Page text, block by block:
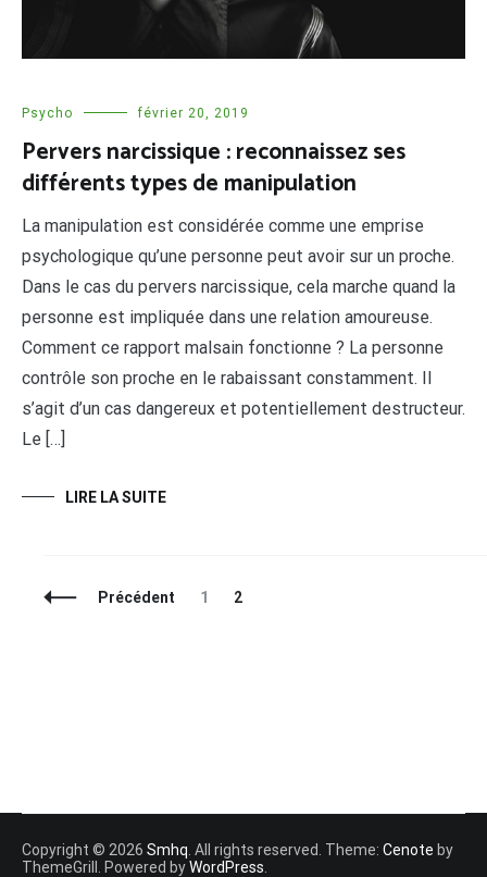
Psycho février 20, 2019
Pervers narcissique : reconnaissez ses
différents types de manipulation
La manipulation est considérée comme une emprise
psychologique qu’une personne peut avoir sur un proche.
Dans le cas du pervers narcissique, cela marche quand la
personne est impliquée dans une relation amoureuse.
Comment ce rapport malsain fonctionne ? La personne
contrôle son proche en le rabaissant constamment. Il
s’agit d’un cas dangereux et potentiellement destructeur.
Le […]
LIRE LA SUITE
NavigationPrécédent Page
1 Page
2
Copyright © 2026 Smhq. All rights reserved. Theme: Cenote by
ThemeGrill. Powered byWordPress.